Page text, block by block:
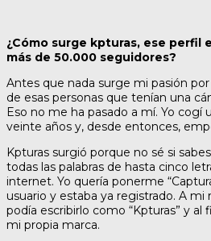
¿Cómo surge kpturas, ese perfil
más de 50.000 seguidores?
Antes que nada surge mi pasión
de esas personas que tenían una
Eso no me ha pasado a mí. Yo cogí
veinte años y, desde entonces,
Kpturas surgió porque no sé si
todas las palabras de hasta cinco
internet. Yo quería ponerme
usuario y estaba ya registrado. A mi
podía escribirlo como “Kpturas” y
mi propia marca.